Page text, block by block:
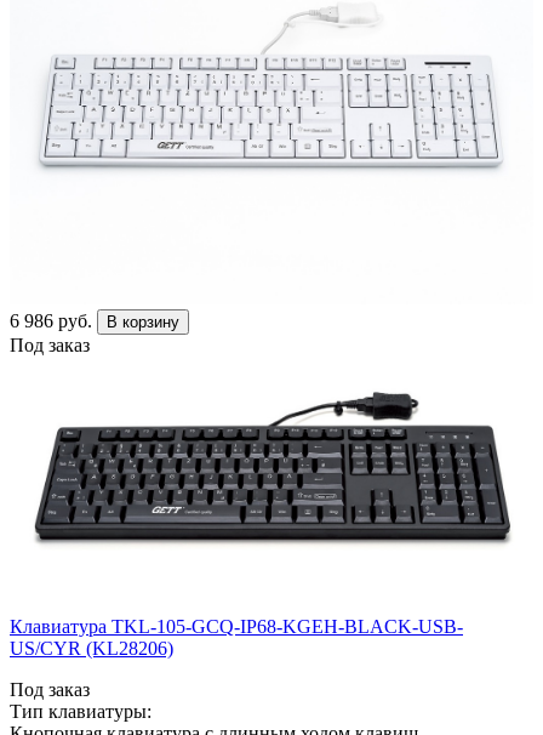
6 986 руб. В корзину
Под заказ
Клавиатура TKL-105-GCQ-IP68-KGEH-BLACK-USB-
US/CYR (KL28206)
Под заказ
Тип клавиатуры: